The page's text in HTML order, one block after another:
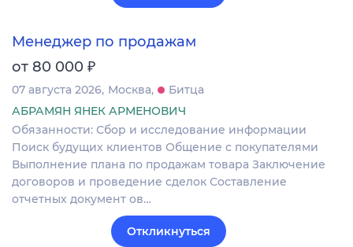
Менеджер по продажам
от 80 000 ₽
07 августа 2026 Москва
Битца
АБРАМЯН ЯНЕК АРМЕНОВИЧ
Обязанности: Сбор и исследование информации
Поиск будущих клиентов Общение с покупателями
Выполнение плана по продажам товара Заключение
договоров и проведение сделок Составление
отчетных документ ов…
Откликнуться